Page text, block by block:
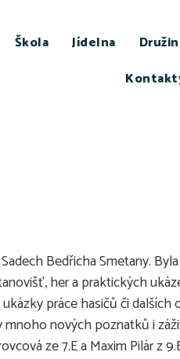
Škola Jídelna
Bedřicha Smetany.
her a praktických
práce hasičů či
nových poznatků i
ze 7.E a Maxim Pilár z